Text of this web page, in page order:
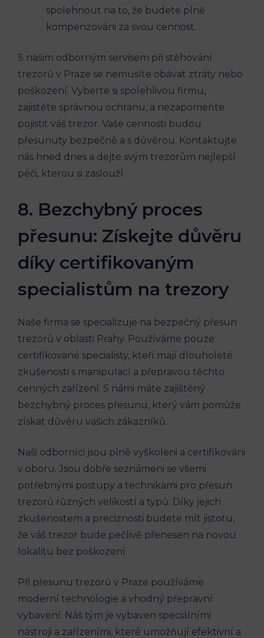
spolehnout na to, že budete plně
kompenzováni za svou cennost.
S našim odborným servisem při stěhování
trezorů v Praze se nemusíte obávat ztráty nebo
poškození. Vyberte si spolehlivou firmu,
zajistěte správnou ochranu, a nezapomeňte
pojistit váš trezor. Vaše cennosti budou
přesunuty bezpečně a s důvěrou. Kontaktujte
nás hned dnes a dejte svým trezorům nejlepší
péči, kterou si zaslouží.
8. Bezchybný proces
přesunu: Získejte důvěru
díky certifikovaným
specialistům na trezory
Naše firma se specializuje na bezpečný přesun
trezorů v oblasti Prahy. Používáme pouze
certifikované specialisty, kteří mají dlouholeté
zkušenosti s manipulací a přepravou těchto
cenných zařízení. S námi máte zajištěný
bezchybný proces přesunu, který vám pomůže
získat důvěru vašich zákazníků.
Naši odborníci jsou plně vyškoleni a certifikováni
v oboru. Jsou dobře seznámeni se všemi
potřebnými postupy a technikami pro přesun
trezorů různých velikostí a typů. Díky jejich
zkušenostem a preciznosti budete mít jistotu,
že váš trezor bude pečlivě přenesen na novou
lokalitu bez poškození.
Při přesunu trezorů v Praze používáme
moderní technologie a vhodný přepravní
vybavení. Náš tým je vybaven speciálními
nástroji a zařízeními, které umožňují efektivní a